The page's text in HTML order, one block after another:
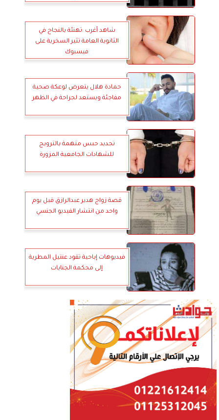
شاهد أغرب :تهنئة بالنجاح في
الثانوية العامة تثير السخرية على
فيسبوك
حمادة هلال يتعرض لوعكة صحية
مفاجئة ويستعد لجراحة في الظهر
تجديد حبس متهمة بالترويج
للشهادات الجامعية المزورة
قصة زواج هدير عبدالرازق قبل يوم
واحد من انتشار الفيديو الجنسي
فيديوهات إباحية تقود عنتيل المطرية
إلى محكمة الجنايات